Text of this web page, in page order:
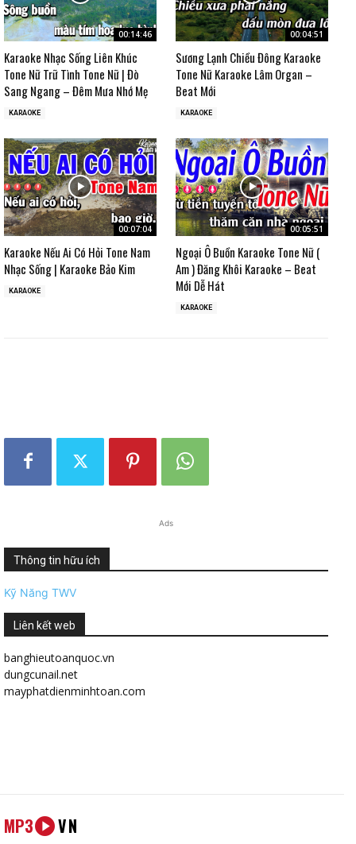
00:14:46
Karaoke Nhạc Sống Liên Khúc
Tone Nữ Trữ Tình Tone Nữ | Đò
Sang Ngang – Đêm Mưa Nhớ Mẹ
KARAOKE
00:04:51
Sương Lạnh Chiều Đông Karaoke
Tone Nữ Karaoke Lâm Organ –
Beat Mới
KARAOKE
00:07:04
Karaoke Nếu Ai Có Hỏi Tone Nam
Nhạc Sống | Karaoke Bảo Kim
KARAOKE
00:05:51
Ngoại Ô Buồn Karaoke Tone Nữ (
Am ) Đăng Khôi Karaoke – Beat
Mới Dễ Hát
KARAOKE
Ads
Thông tin hữu ích
Kỹ Năng TWV
Liên kết web
banghieutoanquoc.vn
dungcunail.net
mayphatdienminhtoan.com
MP3 VN